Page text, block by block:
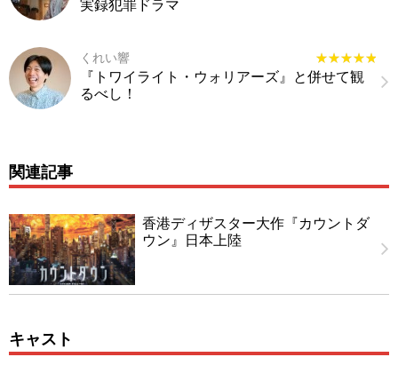
実録犯罪ドラマ
くれい響 ★★★★★
★★★★★
『トワイライト・ウォリアーズ』と併せて観
るべし！
関連記事
香港ディザスター大作『カウントダ
ウン』日本上陸
キャスト